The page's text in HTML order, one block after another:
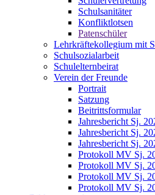
Schulsanitäter
Konfliktlotsen
Patenschüler
Lehrkräftekollegium mit
Schulsozialarbeit
Schulelternbeirat
Verein der Freunde
Portrait
Satzung
Beitrittsformular
Jahresbericht Sj.
Jahresbericht Sj.
Jahresbericht Sj.
Protokoll MV Sj.
Protokoll MV Sj.
Protokoll MV Sj.
Protokoll MV Sj.